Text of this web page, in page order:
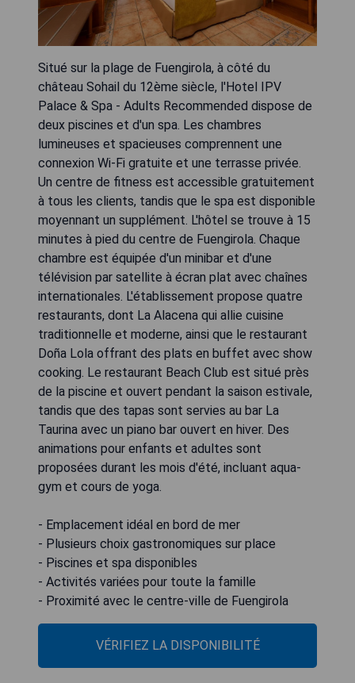
Situé sur la plage de Fuengirola, à côté du
château Sohail du 12ème siècle, l'Hotel IPV
Palace & Spa - Adults Recommended dispose de
deux piscines et d'un spa. Les chambres
lumineuses et spacieuses comprennent une
connexion Wi-Fi gratuite et une terrasse privée.
Un centre de fitness est accessible gratuitement
à tous les clients, tandis que le spa est disponible
moyennant un supplément. L'hôtel se trouve à 15
minutes à pied du centre de Fuengirola. Chaque
chambre est équipée d'un minibar et d'une
télévision par satellite à écran plat avec chaînes
internationales. L'établissement propose quatre
restaurants, dont La Alacena qui allie cuisine
traditionnelle et moderne, ainsi que le restaurant
Doña Lola offrant des plats en buffet avec show
cooking. Le restaurant Beach Club est situé près
de la piscine et ouvert pendant la saison estivale,
tandis que des tapas sont servies au bar La
Taurina avec un piano bar ouvert en hiver. Des
animations pour enfants et adultes sont
proposées durant les mois d'été, incluant aqua-
gym et cours de yoga.
- Emplacement idéal en bord de mer
- Plusieurs choix gastronomiques sur place
- Piscines et spa disponibles
- Activités variées pour toute la famille
- Proximité avec le centre-ville de Fuengirola
VÉRIFIEZ LA DISPONIBILITÉ